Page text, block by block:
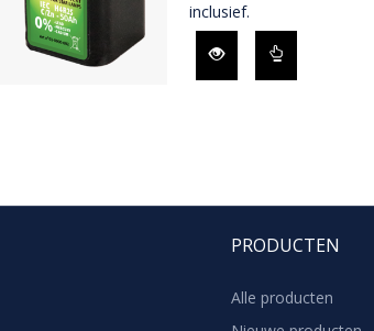
inclusief.
PRODUCTEN
Alle producten